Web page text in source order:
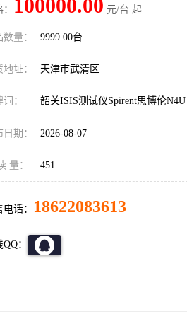
100000.00 元/台 起
量： 9999.00台
址： 天津市武清区
： 韶关ISIS测试仪Spirent思博伦N4U
期： 2026-08-07
量： 451
话： 18622083613
：